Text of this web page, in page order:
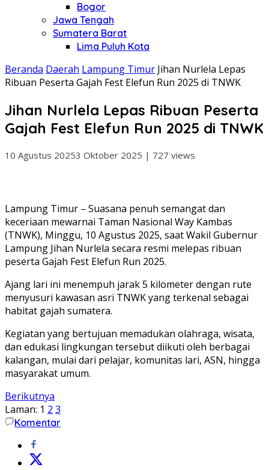
Bogor
Jawa Tengah
Sumatera Barat
Lima Puluh Kota
Beranda Daerah Lampung Timur Jihan Nurlela Lepas
Ribuan Peserta Gajah Fest Elefun Run 2025 di TNWK
Jihan Nurlela Lepas Ribuan Peserta
Gajah Fest Elefun Run 2025 di TNWK
10 Agustus 20253 Oktober 2025 | 727 views
Lampung Timur – Suasana penuh semangat dan
keceriaan mewarnai Taman Nasional Way Kambas
(TNWK), Minggu, 10 Agustus 2025, saat Wakil Gubernur
Lampung Jihan Nurlela secara resmi melepas ribuan
peserta Gajah Fest Elefun Run 2025.
Ajang lari ini menempuh jarak 5 kilometer dengan rute
menyusuri kawasan asri TNWK yang terkenal sebagai
habitat gajah sumatera.
Kegiatan yang bertujuan memadukan olahraga, wisata,
dan edukasi lingkungan tersebut diikuti oleh berbagai
kalangan, mulai dari pelajar, komunitas lari, ASN, hingga
masyarakat umum.
Berikutnya
Laman: 1 2 3
Komentar